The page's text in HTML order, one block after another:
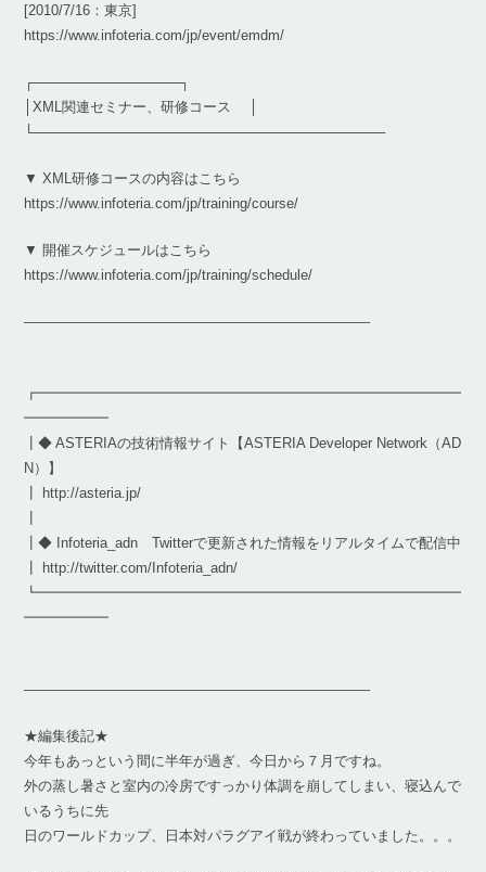
[2010/7/16：東京]
https://www.infoteria.com/jp/event/emdm/
┌───────────────┐
│XML関連セミナー、研修コース │
└────────────────────────────────────
▼ XML研修コースの内容はこちら
https://www.infoteria.com/jp/training/course/
▼ 開催スケジュールはこちら
https://www.infoteria.com/jp/training/schedule/
————————————————————————–
┏━━━━━━━━━━━━━━━━━━━━━━━━━━━━━━
━━━━━━
┃◆ ASTERIAの技術情報サイト【ASTERIA Developer Network（AD
N）】
┃ http://asteria.jp/
┃◆ Infoteria_adn Twitterで更新された情報をリアルタイムで配信中
┃ http://twitter.com/Infoteria_adn/
┗━━━━━━━━━━━━━━━━━━━━━━━━━━━━━━
━━━━━━
————————————————————————–
★編集後記★
今年もあっという間に半年が過ぎ、今日から７月ですね。
外の蒸し暑さと室内の冷房ですっかり体調を崩してしまい、寝込んで
いるうちに先
日のワールドカップ、日本対パラグアイ戦が終わっていました。。。